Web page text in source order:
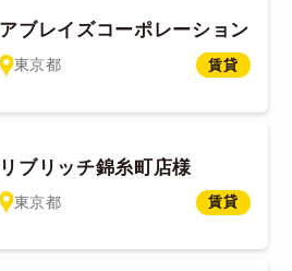
アブレイズコーポレーション
東京都 賃貸
リブリッチ錦糸町店様
東京都 賃貸